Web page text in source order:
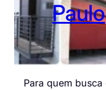
Paulo
Para quem